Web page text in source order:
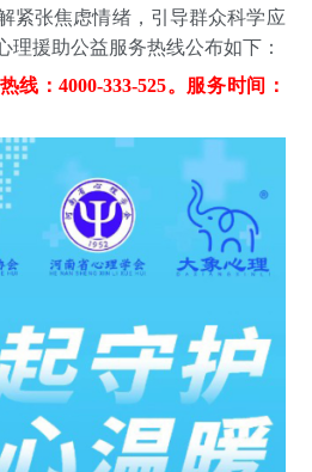
紧张焦虑情绪，引导群众科学应
理援助公益服务热线公布如下：
线：4000-333-525。服务时间：